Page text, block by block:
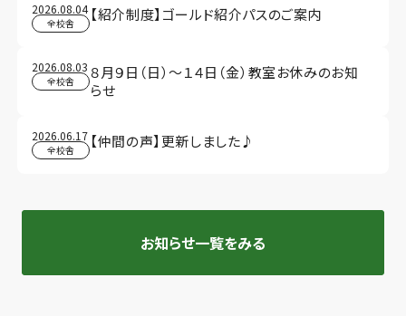
2026.08.04
全校舎 【紹介制度】ゴールド紹介パスのご案内
2026.08.03
全校舎
８月９日（日）～１４日（金）教室お休みのお知
らせ
2026.06.17
全校舎 【仲間の声】更新しました♪
お知らせ一覧をみる